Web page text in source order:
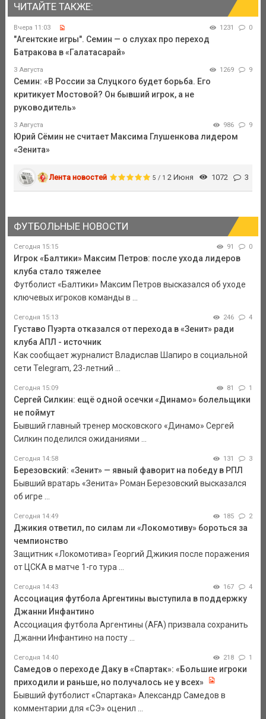
ЧИТАЙТЕ ТАКЖЕ:
Вчера 11:03 1231 0
"Агентские игры". Семин — о слухах про переход
Батракова в «Галатасарай»
3 Августа 1269 9
Семин: «В России за Слуцкого будет борьба. Его
критикует Мостовой? Он бывший игрок, а не
руководитель»
3 Августа 986 9
Юрий Сёмин не считает Максима Глушенкова лидером
«Зенита»
Лента новостей 5 / 1 2 Июня 1072 3
ФУТБОЛЬНЫЕ НОВОСТИ
Сегодня 15:15 91 0
Игрок «Балтики» Максим Петров: после ухода лидеров
клуба стало тяжелее
Футболист «Балтики» Максим Петров высказался об уходе
ключевых игроков команды в ...
Сегодня 15:13 246 4
Густаво Пуэрта отказался от перехода в «Зенит» ради
клуба АПЛ - источник
Как сообщает журналист Владислав Шапиро в социальной
сети Telegram, 23-летний ...
Сегодня 15:09 81 1
Сергей Силкин: ещё одной осечки «Динамо» болельщики
не поймут
Бывший главный тренер московского «Динамо» Сергей
Силкин поделился ожиданиями ...
Сегодня 14:58 131 3
Березовский: «Зенит» — явный фаворит на победу в РПЛ
Бывший вратарь «Зенита» Роман Березовский высказался
об игре ...
Сегодня 14:49 185 2
Джикия ответил, по силам ли «Локомотиву» бороться за
чемпионство
Защитник «Локомотива» Георгий Джикия после поражения
от ЦСКА в матче 1-го тура ...
Сегодня 14:43 167 4
Ассоциация футбола Аргентины выступила в поддержку
Джанни Инфантино
Ассоциация футбола Аргентины (AFA) призвала сохранить
Джанни Инфантино на посту ...
Сегодня 14:40 218 1
Самедов о переходе Даку в «Спартак»: «Большие игроки
приходили и раньше, но получалось не у всех»
Бывший футболист «Спартака» Александр Самедов в
комментарии для «СЭ» оценил ...